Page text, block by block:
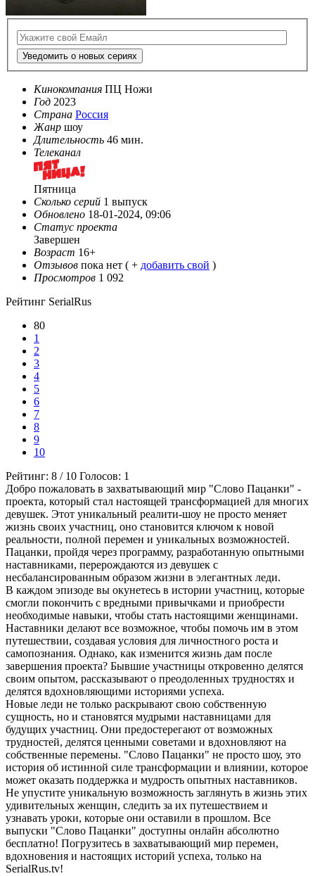
Уведомить о новых сериях
Кинокомпания ПЦ Ножи
Год 2023
Страна Россия
Жанр шоу
Длительность 46 мин.
Телеканал
Пятница
Сколько серий 1 выпуск
Обновлено 18-01-2024, 09:06
Статус проекта
Завершен
Возраст 16+
Отзывов пока нет ( + добавить свой )
Просмотров 1 092
Рейтинг SerialRus
80
1
2
3
4
5
6
7
8
9
10
Рейтинг: 8 / 10 Голосов: 1
Добро пожаловать в захватывающий мир "Слово Пацанки" -
проекта, который стал настоящей трансформацией для многих
девушек. Этот уникальный реалити-шоу не просто меняет
жизнь своих участниц, оно становится ключом к новой
реальности, полной перемен и уникальных возможностей.
Пацанки, пройдя через программу, разработанную опытными
наставниками, перерождаются из девушек с
несбалансированным образом жизни в элегантных леди.
В каждом эпизоде вы окунетесь в истории участниц, которые
смогли покончить с вредными привычками и приобрести
необходимые навыки, чтобы стать настоящими женщинами.
Наставники делают все возможное, чтобы помочь им в этом
путешествии, создавая условия для личностного роста и
самопознания. Однако, как изменится жизнь дам после
завершения проекта? Бывшие участницы откровенно делятся
своим опытом, рассказывают о преодоленных трудностях и
делятся вдохновляющими историями успеха.
Новые леди не только раскрывают свою собственную
сущность, но и становятся мудрыми наставницами для
будущих участниц. Они предостерегают от возможных
трудностей, делятся ценными советами и вдохновляют на
собственные перемены. "Слово Пацанки" не просто шоу, это
история об истинной силе трансформации и влиянии, которое
может оказать поддержка и мудрость опытных наставников.
Не упустите уникальную возможность заглянуть в жизнь этих
удивительных женщин, следить за их путешествием и
узнавать уроки, которые они оставили в прошлом. Все
выпуски "Слово Пацанки" доступны онлайн абсолютно
бесплатно! Погрузитесь в захватывающий мир перемен,
вдохновения и настоящих историй успеха, только на
SerialRus.tv!